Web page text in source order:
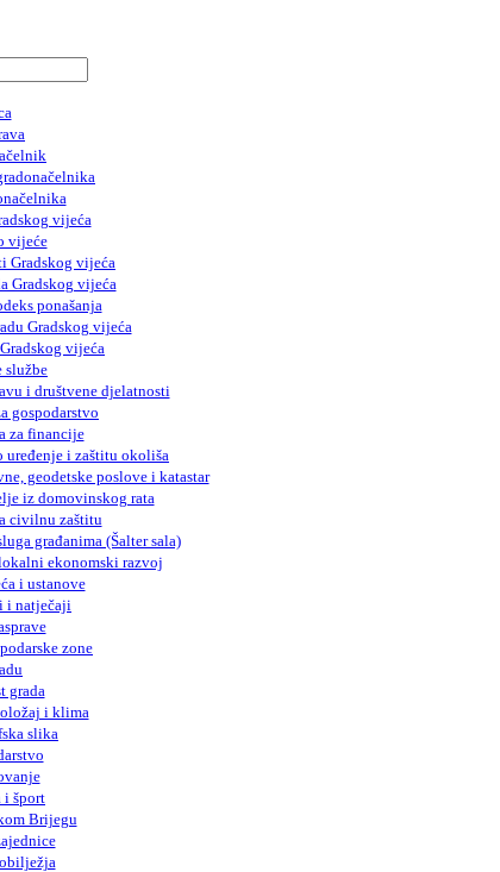
vijeća
vijeće
Gradskog vijeća
Gradskog vijeća
ponašanja
Gradskog vijeća
vijeća
službe
i društvene djelatnosti
gospodarstvo
za financije
uređenje i zaštitu okoliša
geodetske poslove i katastar
iz domovinskog rata
civilnu zaštitu
građanima (Šalter sala)
ekonomski razvoj
i ustanove
i natječaji
zone
grada
i klima
slika
i šport
Brijegu